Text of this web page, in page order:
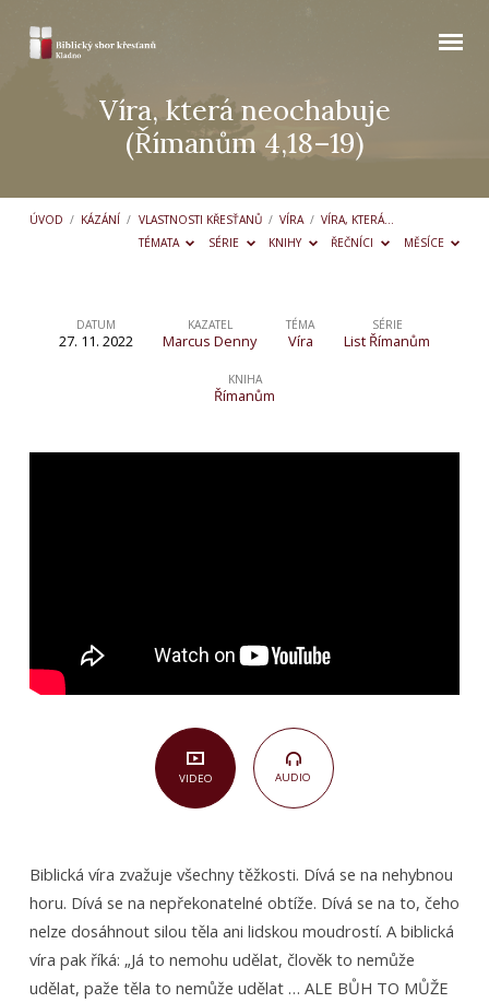
Víra, která neochabuje
(Římanům 4,18–19)
ÚVOD / KÁZÁNÍ / VLASTNOSTI KŘESŤANŮ / VÍRA / VÍRA, KTERÁ…
TÉMATA
SÉRIE KNIHY ŘEČNÍCI MĚSÍCE
Víra,
(Římanům
DATUM
27. 11. 2022
KAZATEL
Marcus Denny
TÉMA
Víra
SÉRIE
List Římanům
KNIHA
Římanům
VIDEO AUDIO
Biblická víra zvažuje všechny těžkosti. Dívá se na nehybnou
horu. Dívá se na nepřekonatelné obtíže. Dívá se na to, čeho
nelze dosáhnout silou těla ani lidskou moudrostí. A biblická
víra pak říká: „Já to nemohu udělat, člověk to nemůže
udělat, paže těla to nemůže udělat … ALE BŮH TO MŮŽE